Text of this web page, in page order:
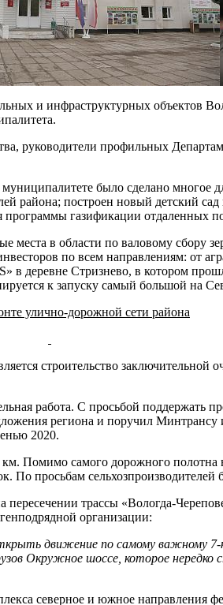
и инфраструктурных объектов
руководители профильных
было сделано
района; построен новый детский
программы газификации отдаленных
места в области по валовому сбору
по всем направлениям: от
Стризнево, в котором
к запуску самый большой на
улично-дорожной сети района
строительство заключительной
работа. С просьбой поддержать
региона и поручил Минтрансу
2020.
Помимо самого дорожного полотна
просьбам сельхозпроизводителей
трассы «Вологда-
организации:
движение по самому важному
Окружное шоссе, которое
северное и южное направления